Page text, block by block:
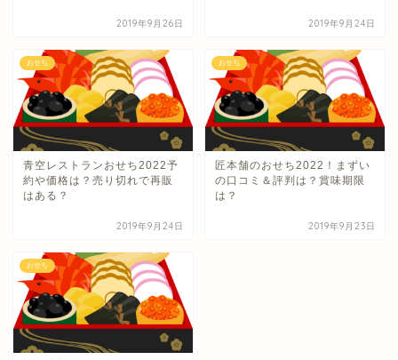
2019年9月26日 2019年9月24日
おせち
青空レストランおせち2022予
約や価格は？売り切れで再販
はある？
2019年9月24日
おせち
匠本舗のおせち2022！まずい
の口コミ＆評判は？賞味期限
は？
2019年9月23日
おせち